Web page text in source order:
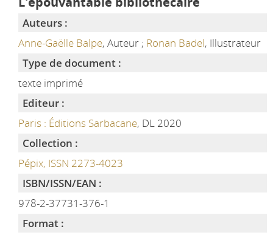
Auteurs :
Anne-Gaëlle Balpe, Auteur ; Ronan Badel, Illustrateur
Type de document :
texte imprimé
Editeur :
Paris : Éditions Sarbacane, DL 2020
Collection :
Pépix, ISSN 2273-4023
ISBN/ISSN/EAN :
978-2-37731-376-1
Format :